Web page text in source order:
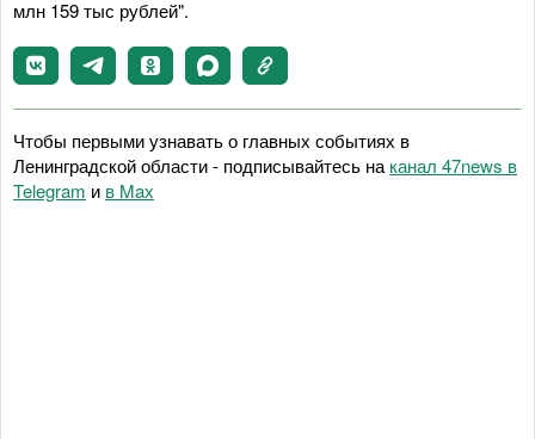
млн 159 тыс рублей".
Чтобы первыми узнавать о главных событиях в
Ленинградской области - подписывайтесь на канал 47news в
Telegram и в Maх